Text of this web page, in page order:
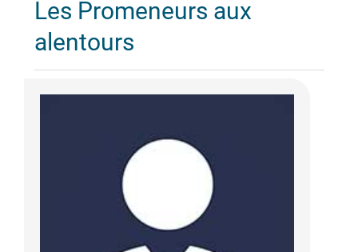
Les Promeneurs aux
alentours